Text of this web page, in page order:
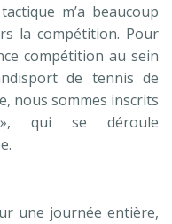
m’a beaucoup
la compétition. Pour
compétition au sein
de tennis de
nous sommes inscrits
qui se déroule
une journée entière,